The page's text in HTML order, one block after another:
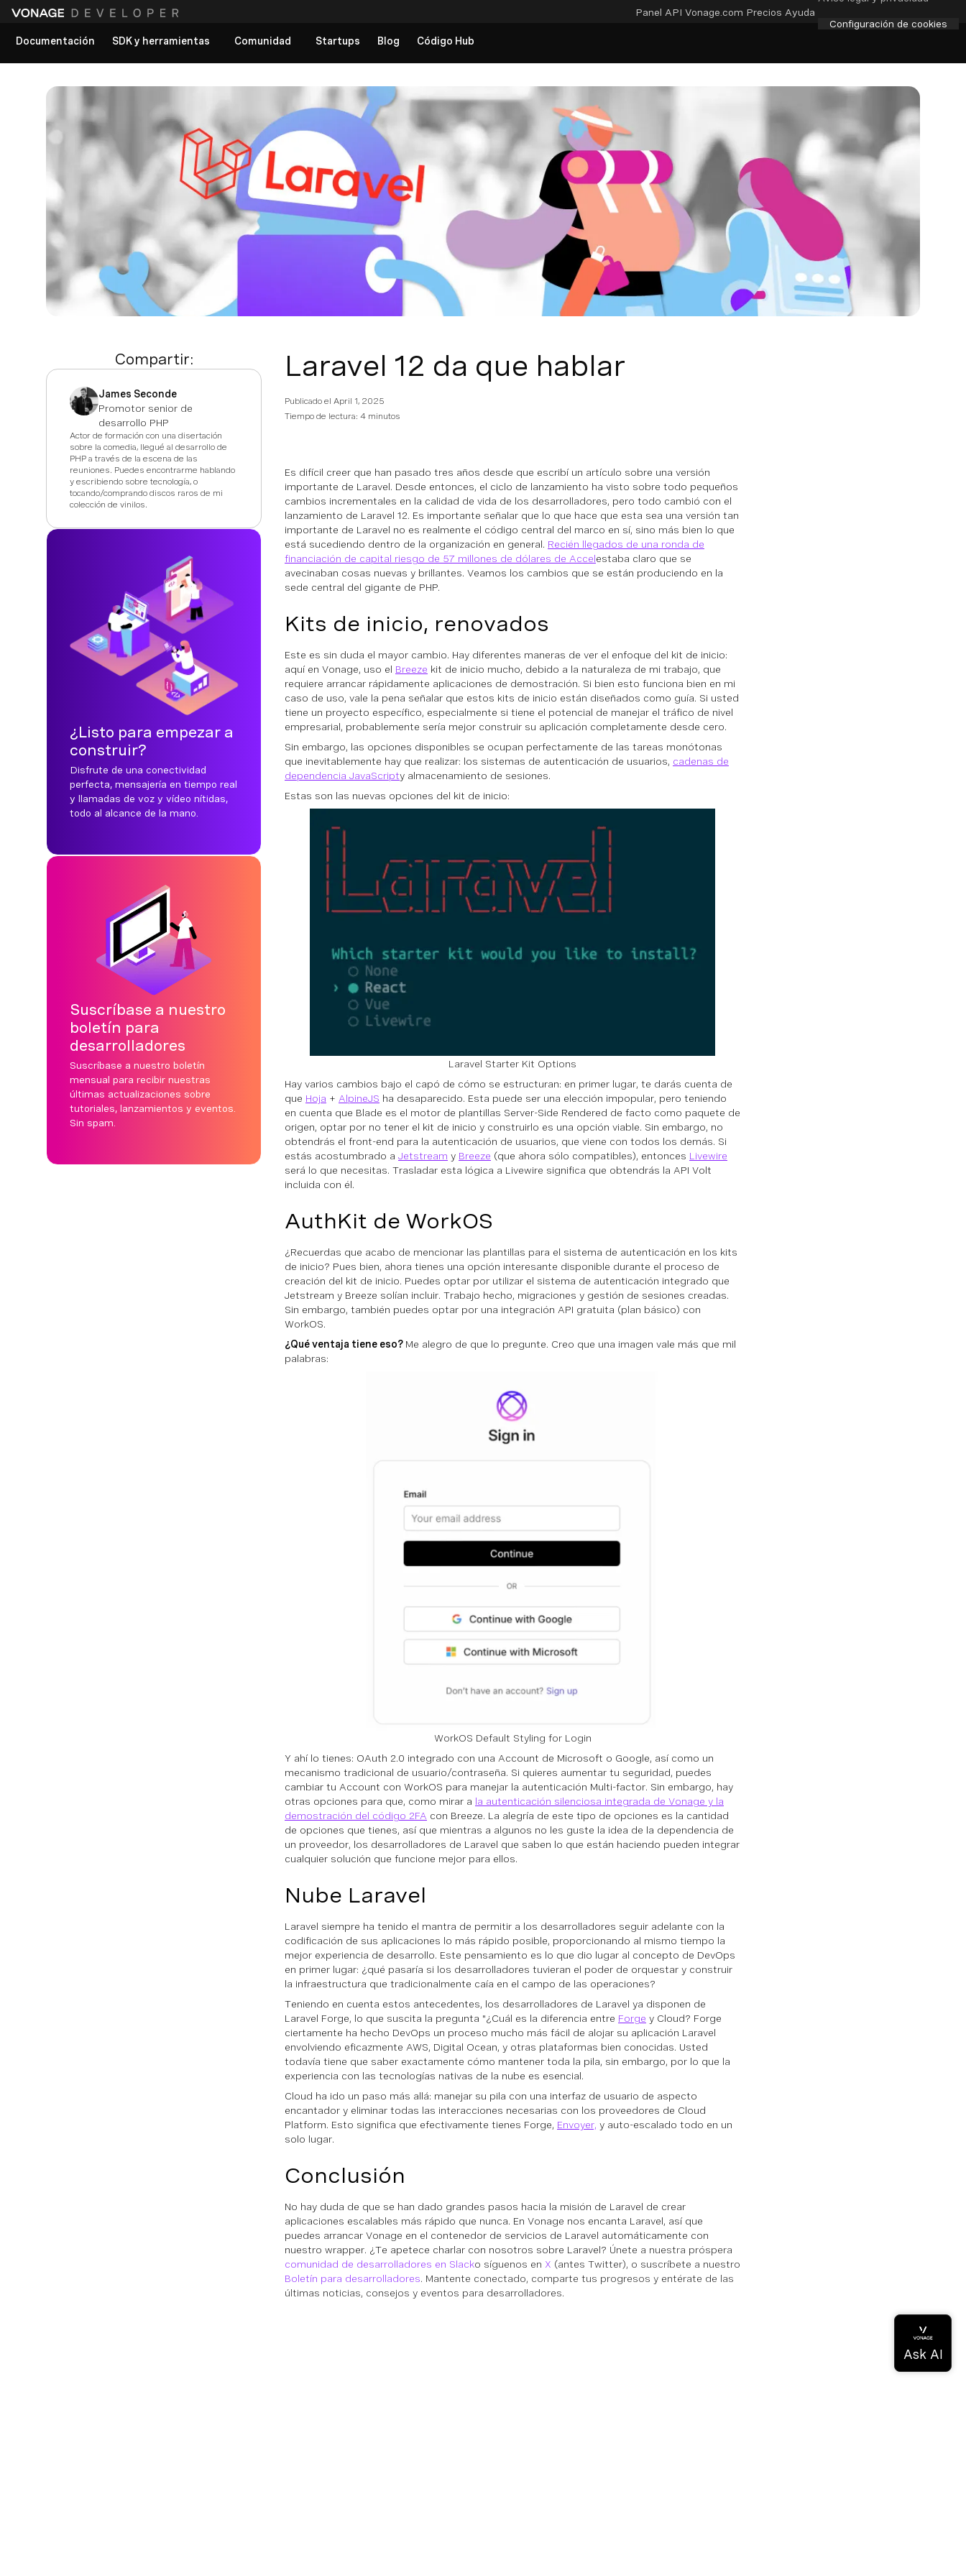
Panel API Vonage.com Precios Ayuda
Configuración de cookies
Documentación
SDK y herramientas Comunidad Startups Blog Código Hub
Compartir:
James Seconde
Promotor senior de
desarrollo PHP
Actor de formación con una disertación
sobre la comedia, llegué al desarrollo de
PHP a través de la escena de las
reuniones. Puedes encontrarme hablando
y escribiendo sobre tecnología, o
tocando/comprando discos raros de mi
colección de vinilos.
¿Listo para empezar a
construir?
Disfrute de una conectividad
perfecta, mensajería en tiempo real
y llamadas de voz y vídeo nítidas,
todo al alcance de la mano.
Suscríbase a nuestro
boletín para
desarrolladores
Suscríbase a nuestro boletín
mensual para recibir nuestras
últimas actualizaciones sobre
tutoriales, lanzamientos y eventos.
Sin spam.
Laravel 12 da que hablar
Publicado el April 1, 2025
Tiempo de lectura: 4 minutos
Es difícil creer que han pasado tres años desde que escribí un artículo sobre una versión
importante de Laravel. Desde entonces, el ciclo de lanzamiento ha visto sobre todo pequeños
cambios incrementales en la calidad de vida de los desarrolladores, pero todo cambió con el
lanzamiento de Laravel 12. Es importante señalar que lo que hace que esta sea una versión tan
importante de Laravel no es realmente el código central del marco en sí, sino más bien lo que
está sucediendo dentro de la organización en general. Recién llegados de una ronda de
financiación de capital riesgo de 57 millones de dólares de Accelestaba claro que se
avecinaban cosas nuevas y brillantes. Veamos los cambios que se están produciendo en la
sede central del gigante de PHP.
Kits de inicio, renovados
Este es sin duda el mayor cambio. Hay diferentes maneras de ver el enfoque del kit de inicio:
aquí en Vonage, uso el Breeze kit de inicio mucho, debido a la naturaleza de mi trabajo, que
requiere arrancar rápidamente aplicaciones de demostración. Si bien esto funciona bien en mi
caso de uso, vale la pena señalar que estos kits de inicio están diseñados como guía. Si usted
tiene un proyecto específico, especialmente si tiene el potencial de manejar el tráfico de nivel
empresarial, probablemente sería mejor construir su aplicación completamente desde cero.
Sin embargo, las opciones disponibles se ocupan perfectamente de las tareas monótonas
que inevitablemente hay que realizar: los sistemas de autenticación de usuarios, cadenas de
dependencia JavaScripty almacenamiento de sesiones.
Estas son las nuevas opciones del kit de inicio:
Laravel Starter Kit Options
Hay varios cambios bajo el capó de cómo se estructuran: en primer lugar, te darás cuenta de
que Hoja + AlpineJS ha desaparecido. Esta puede ser una elección impopular, pero teniendo
en cuenta que Blade es el motor de plantillas Server-Side Rendered de facto como paquete de
origen, optar por no tener el kit de inicio y construirlo es una opción viable. Sin embargo, no
obtendrás el front-end para la autenticación de usuarios, que viene con todos los demás. Si
estás acostumbrado a Jetstream y Breeze (que ahora sólo compatibles), entonces Livewire
será lo que necesitas. Trasladar esta lógica a Livewire significa que obtendrás la API Volt
incluida con él.
AuthKit de WorkOS
¿Recuerdas que acabo de mencionar las plantillas para el sistema de autenticación en los kits
de inicio? Pues bien, ahora tienes una opción interesante disponible durante el proceso de
creación del kit de inicio. Puedes optar por utilizar el sistema de autenticación integrado que
Jetstream y Breeze solían incluir. Trabajo hecho, migraciones y gestión de sesiones creadas.
Sin embargo, también puedes optar por una integración API gratuita (plan básico) con
WorkOS.
¿Qué ventaja tiene eso? Me alegro de que lo pregunte. Creo que una imagen vale más que mil
palabras:
WorkOS Default Styling for Login
Y ahí lo tienes: OAuth 2.0 integrado con una Account de Microsoft o Google, así como un
mecanismo tradicional de usuario/contraseña. Si quieres aumentar tu seguridad, puedes
cambiar tu Account con WorkOS para manejar la autenticación Multi-factor. Sin embargo, hay
otras opciones para que, como mirar a la autenticación silenciosa integrada de Vonage y la
demostración del código 2FA con Breeze. La alegría de este tipo de opciones es la cantidad
de opciones que tienes, así que mientras a algunos no les guste la idea de la dependencia de
un proveedor, los desarrolladores de Laravel que saben lo que están haciendo pueden integrar
cualquier solución que funcione mejor para ellos.
Nube Laravel
Laravel siempre ha tenido el mantra de permitir a los desarrolladores seguir adelante con la
codificación de sus aplicaciones lo más rápido posible, proporcionando al mismo tiempo la
mejor experiencia de desarrollo. Este pensamiento es lo que dio lugar al concepto de DevOps
en primer lugar: ¿qué pasaría si los desarrolladores tuvieran el poder de orquestar y construir
la infraestructura que tradicionalmente caía en el campo de las operaciones?
Teniendo en cuenta estos antecedentes, los desarrolladores de Laravel ya disponen de
Laravel Forge, lo que suscita la pregunta "¿Cuál es la diferencia entre Forge y Cloud? Forge
ciertamente ha hecho DevOps un proceso mucho más fácil de alojar su aplicación Laravel
envolviendo eficazmente AWS, Digital Ocean, y otras plataformas bien conocidas. Usted
todavía tiene que saber exactamente cómo mantener toda la pila, sin embargo, por lo que la
experiencia con las tecnologías nativas de la nube es esencial.
Cloud ha ido un paso más allá: manejar su pila con una interfaz de usuario de aspecto
encantador y eliminar todas las interacciones necesarias con los proveedores de Cloud
Platform. Esto significa que efectivamente tienes Forge, Envoyer, y auto-escalado todo en un
solo lugar.
Conclusión
No hay duda de que se han dado grandes pasos hacia la misión de Laravel de crear
aplicaciones escalables más rápido que nunca. En Vonage nos encanta Laravel, así que
puedes arrancar Vonage en el contenedor de servicios de Laravel automáticamente con
nuestro wrapper. ¿Te apetece charlar con nosotros sobre Laravel? Únete a nuestra próspera
comunidad de desarrolladores en Slacko síguenos en X (antes Twitter), o suscríbete a nuestro
Boletín para desarrolladores. Mantente conectado, comparte tus progresos y entérate de las
últimas noticias, consejos y eventos para desarrolladores.